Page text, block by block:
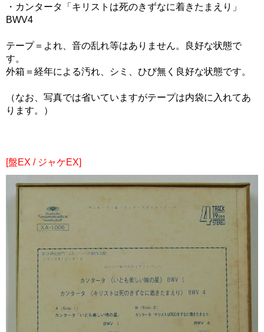
・カンタータ「キリストは死のきずなに着きたまえり」
BWV4
テープ＝よれ、音の乱れ等はありません。良好な状態で
す。
外箱＝経年による汚れ、シミ、ひび無く良好な状態です。
（なお、写真では省いていますがテープは内袋に入れてあ
ります。）
[盤EX / ジャケEX]